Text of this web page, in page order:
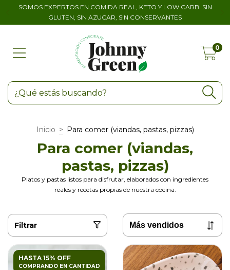
SOMOS EXPERTOS EN COMIDA REAL, KETO Y LOW CARB. SIN
GLUTEN, SIN AZUCAR, SIN CONSERVANTES
0
Inicio > Para comer (viandas, pastas, pizzas)
Para comer (viandas,
pastas, pizzas)
Platos y pastas listos para disfrutar, elaborados con ingredientes
reales y recetas propias de nuestra cocina.
Filtrar
HASTA 15% OFF
COMPRANDO EN CANTIDAD